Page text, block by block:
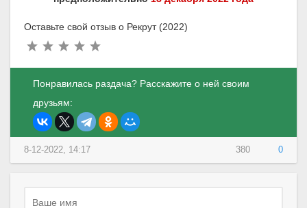
Оставьте свой отзыв о Рекрут (2022)
Понравилась раздача? Расскажите о ней своим
друзьям:
380 0
8-12-2022, 14:17